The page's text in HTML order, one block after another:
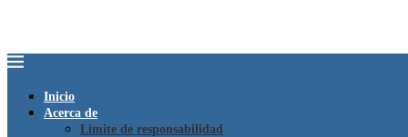
Inicio
Acerca de
Limite de responsabilidad